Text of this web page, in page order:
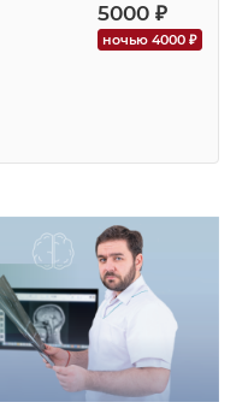
5000 ₽
ночью 4000 ₽